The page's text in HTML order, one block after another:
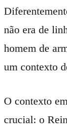
não era de
homem de
um contexto
O contexto
crucial: o